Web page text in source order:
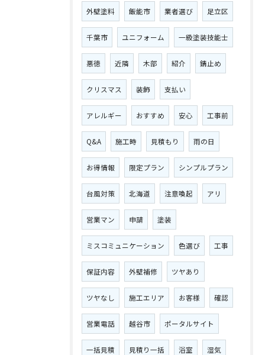
外壁塗料 飯能市 業者選び 足立区
千葉市 ユニフォーム 一級塗装技能士
悪徳 近隣 木部 紹介 錆止め
クリスマス 装飾 支払い
アレルギー おすすめ 安心 工事前
Q&A 施工時 見積もり 雨の日
お得情報 限定プラン シンプルプラン
台風対策 北海道 注意喚起 アリ
営業マン 申請 塗装
ミスコミュニケーション 色選び 工事
保証内容 外壁補修 ツヤあり
ツヤなし 施工エリア お客様 確認
営業電話 越谷市 ポータルサイト
一括見積 見積り一括 浴室 湿気